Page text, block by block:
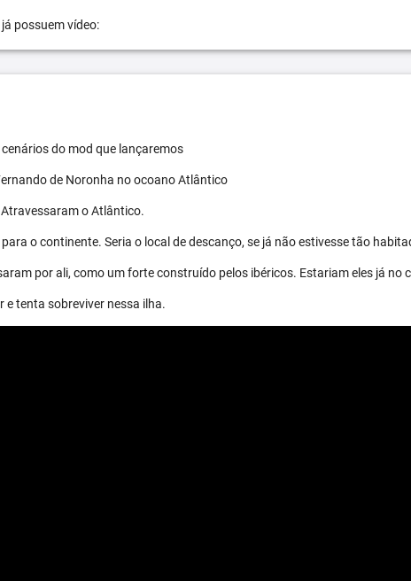
possuem vídeo:
do mod que lançaremos
de Noronha no ocoano Atlântico
o Atlântico.
o continente. Seria o local de descanço, se já não estivesse tão
por ali, como um forte construído pelos ibéricos. Estariam eles já no
e tenta sobreviver nessa ilha.